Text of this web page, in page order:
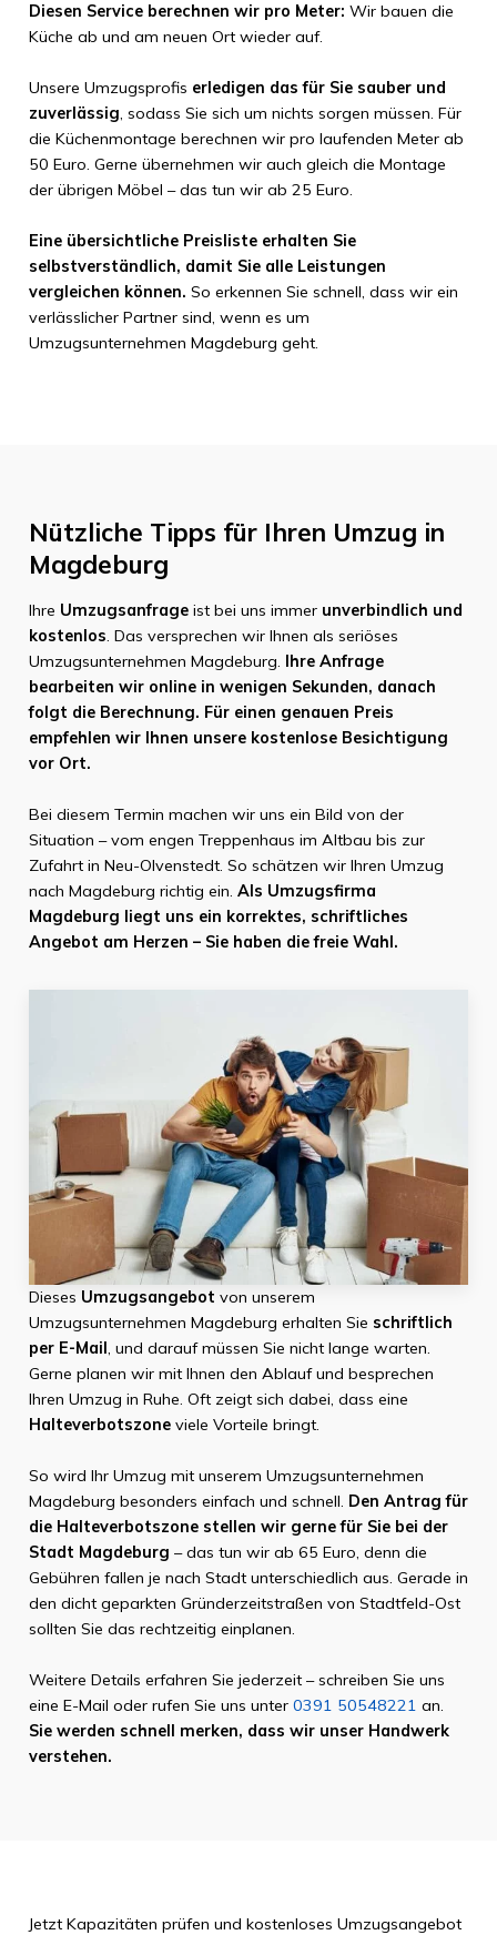
Diesen Service berechnen wir pro Meter: Wir bauen die
Küche ab und am neuen Ort wieder auf.
Unsere Umzugsprofis erledigen das für Sie sauber und
zuverlässig, sodass Sie sich um nichts sorgen müssen. Für
die Küchenmontage berechnen wir pro laufenden Meter ab
50 Euro. Gerne übernehmen wir auch gleich die Montage
der übrigen Möbel – das tun wir ab 25 Euro.
Eine übersichtliche Preisliste erhalten Sie
selbstverständlich, damit Sie alle Leistungen
vergleichen können. So erkennen Sie schnell, dass wir ein
verlässlicher Partner sind, wenn es um
Umzugsunternehmen Magdeburg geht.
Nützliche Tipps für Ihren Umzug in
Magdeburg
Ihre Umzugsanfrageist bei uns immer unverbindlich und
kostenlos . Das versprechen wir Ihnen als seriöses
Umzugsunternehmen Magdeburg. Ihre Anfrage
bearbeiten wir online in wenigen Sekunden, danach
folgt die Berechnung. Für einen genauen Preis
empfehlen wir Ihnen unsere kostenlose Besichtigung
vor Ort.
Bei diesem Termin machen wir uns ein Bild von der
Situation – vom engen Treppenhaus im Altbau bis zur
Zufahrt in Neu-Olvenstedt. So schätzen wir Ihren Umzug
nach Magdeburg richtig ein. Als Umzugsfirma
Magdeburg liegt uns ein korrektes, schriftliches
Angebot am Herzen – Sie haben die freie Wahl.
Dieses Umzugsangebot von unserem
Umzugsunternehmen Magdeburg erhalten Sie schriftlich
per E-Mail , und darauf müssen Sie nicht lange warten.
Gerne planen wir mit Ihnen den Ablauf und besprechen
Ihren Umzug in Ruhe. Oft zeigt sich dabei, dass eine
Halteverbotszoneviele Vorteile bringt.
So wird Ihr Umzug mit unserem Umzugsunternehmen
Magdeburg besonders einfach und schnell. Den Antrag für
die Halteverbotszone stellen wir gerne für Sie bei der
Stadt Magdeburg – das tun wir ab 65 Euro, denn die
Gebühren fallen je nach Stadt unterschiedlich aus. Gerade in
den dicht geparkten Gründerzeitstraßen von Stadtfeld-Ost
sollten Sie das rechtzeitig einplanen.
Weitere Details erfahren Sie jederzeit – schreiben Sie uns
eine E-Mail oder rufen Sie uns unter 0391 50548221 an.
Sie werden schnell merken, dass wir unser Handwerk
verstehen.
Jetzt Kapazitäten prüfen und kostenloses Umzugsangebot